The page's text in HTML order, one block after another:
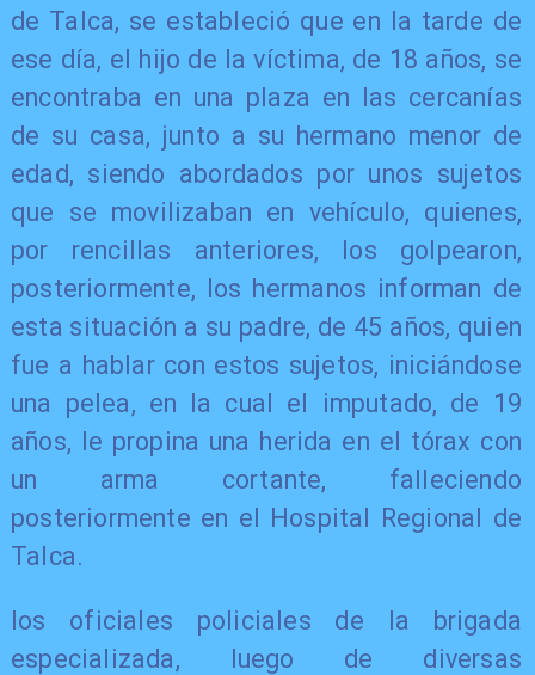
de Talca, se estableció que en la tarde de
ese día, el hijo de la víctima, de 18 años, se
encontraba en una plaza en las cercanías
de su casa, junto a su hermano menor de
edad, siendo abordados por unos sujetos
que se movilizaban en vehículo, quienes,
por rencillas anteriores, los golpearon,
posteriormente, los hermanos informan de
esta situación a su padre, de 45 años, quien
fue a hablar con estos sujetos, iniciándose
una pelea, en la cual el imputado, de 19
años, le propina una herida en el tórax con
un arma cortante, falleciendo
posteriormente en el Hospital Regional de
Talca.
los oficiales policiales de la brigada
especializada, luego de diversas